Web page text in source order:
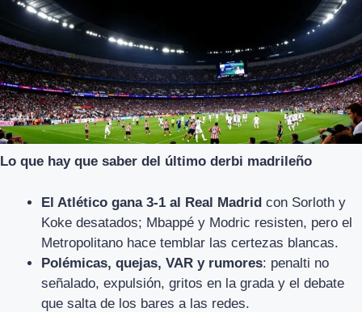
Lo que hay que saber del último derbi madrileño
El Atlético gana 3-1 al Real Madrid con Sorloth y
Koke desatados; Mbappé y Modric resisten, pero el
Metropolitano hace temblar las certezas blancas.
Polémicas, quejas, VAR y rumores: penalti no
señalado, expulsión, gritos en la grada y el debate
que salta de los bares a las redes.